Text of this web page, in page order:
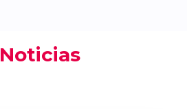
Noticias